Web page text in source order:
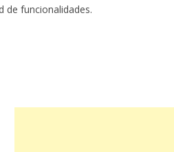
de funcionalidades.